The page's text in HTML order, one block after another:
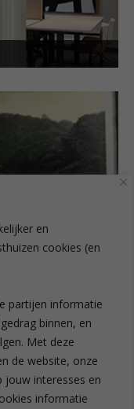
en
cookies (en
partijen informatie
binnen, en
Met deze
de website, onze
jouw interesses en
informatie